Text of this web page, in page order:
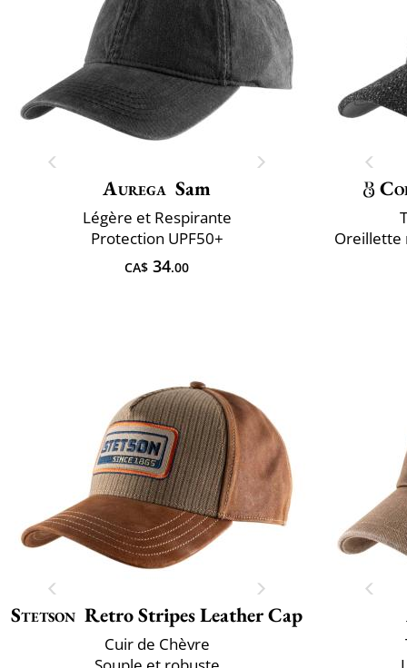
Aurega Sam
Légère et Respirante
Protection UPF50+
CA$ 34.00
Oreillette
Stetson Retro Stripes Leather Cap
Cuir de Chèvre